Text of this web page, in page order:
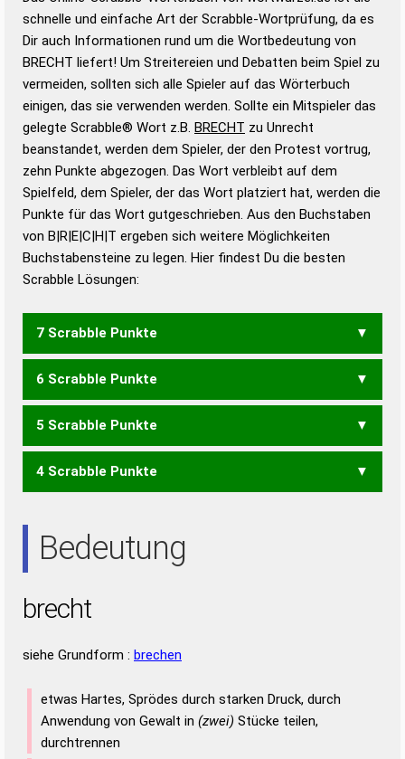
Wortwurzel liefert mit Hilfe eines semantischen
Wortanalyse-Algorithmus gute Anhaltspunkte zu
Wortbedeutung, Worttrennung und Wortform, um die
Gültigkeit eines Wortes für das Scrabble-Spiel zu
bestimmen!
zugelassene Turnier Scrabble-
Wörterbücher sind:
Duden – Standardwerk in 12 Bänden
Duden – Richtiges und gutes
Deutsch
Duden – Die deutsche Grammatik
Duden – Deutsches
schnelle und einfache Art der Scrabble-Wortprüfung, da es
Dir auch Informationen rund um die Wortbedeutung von
BRECHT liefert! Um Streitereien und Debatten beim Spiel zu
vermeiden, sollten sich alle Spieler auf das Wörterbuch
einigen, das sie verwenden werden. Sollte ein Mitspieler das
gelegte Scrabble® Wort z.B. BRECHT zu Unrecht
beanstandet, werden dem Spieler, der den Protest vortrug,
zehn Punkte abgezogen. Das Wort verbleibt auf dem
Spielfeld, dem Spieler, der das Wort platziert hat, werden die
Punkte für das Wort gutgeschrieben. Aus den Buchstaben
von B|R|E|C|H|T ergeben sich weitere Möglichkeiten
Buchstabensteine zu legen. Hier findest Du die besten
Scrabble Lösungen:
7 Scrabble Punkte
HEBT HERB
6 Scrabble Punkte
CER HEB ERBT
5 Scrabble Punkte
BET ERB EHRT
4 Scrabble Punkte
Bedeutung
brecht
siehe Grundform : brechen
etwas Hartes, Sprödes durch starken Druck, durch
Anwendung von Gewalt in (zwei) Stücke teilen,
durchtrennen